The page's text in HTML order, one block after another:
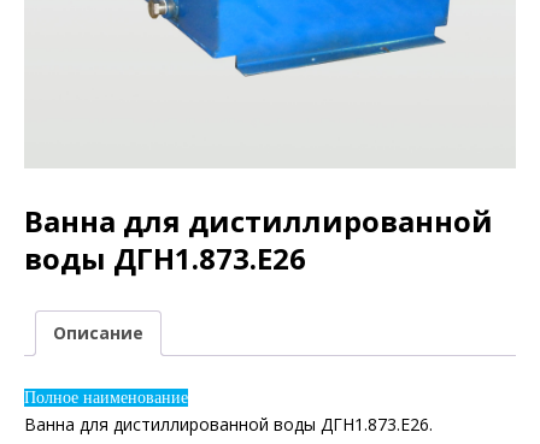
Ванна для дистиллированной
воды ДГН1.873.Е26
Описание
Полное наименование
Ванна для дистиллированной воды ДГН1.873.Е26.